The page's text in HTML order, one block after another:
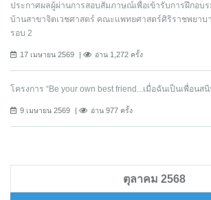
ประกาศผลผู้ผ่านการสอบสัมภาษณ์เพื่อเข้ารับการฝึกอบ
บ้านสาขาจิตเวชศาสตร์ คณะแพทยศาสตร์ศิริราชพยา
รอบ 2
17 เมษายน 2569 อ่าน 1,272 ครั้ง
โครงการ “Be your own best friend...เมื่อฉันเป็นเพื่อนสนิ
9 เมษายน 2569 อ่าน 977 ครั้ง
ตุลาคม 2568